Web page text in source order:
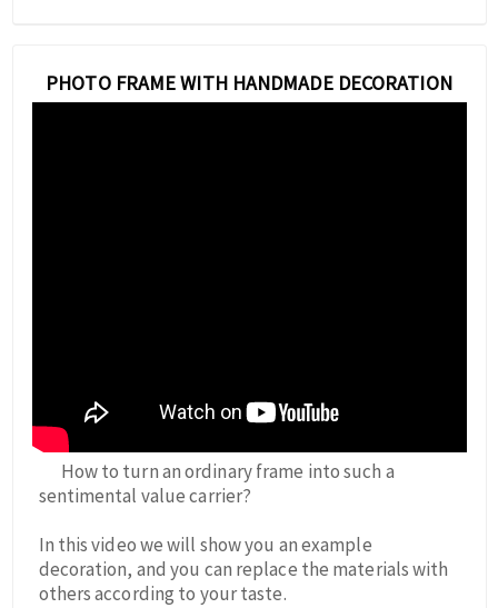
PHOTO FRAME WITH HANDMADE DECORATION
How to turn an ordinary frame into such a
sentimental value carrier?
In this video we will show you an example
decoration, and you can replace the materials with
others according to your taste.